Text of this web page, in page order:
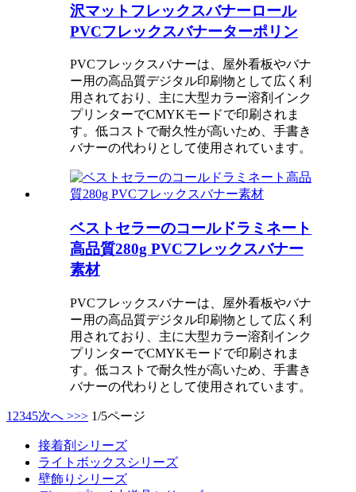
沢マットフレックスバナーロール
PVCフレックスバナーターポリン
PVCフレックスバナーは、屋外看板やバナ
ー用の高品質デジタル印刷物として広く利
用されており、主に大型カラー溶剤インク
プリンターでCMYKモードで印刷されま
す。低コストで耐久性が高いため、手書き
バナーの代わりとして使用されています。
ベストセラーのコールドラミネート
高品質280g PVCフレックスバナー
素材
PVCフレックスバナーは、屋外看板やバナ
ー用の高品質デジタル印刷物として広く利
用されており、主に大型カラー溶剤インク
プリンターでCMYKモードで印刷されま
す。低コストで耐久性が高いため、手書き
バナーの代わりとして使用されています。
1 2345次へ >>> 1/5ページ
接着剤シリーズ
ライトボックスシリーズ
壁飾りシリーズ